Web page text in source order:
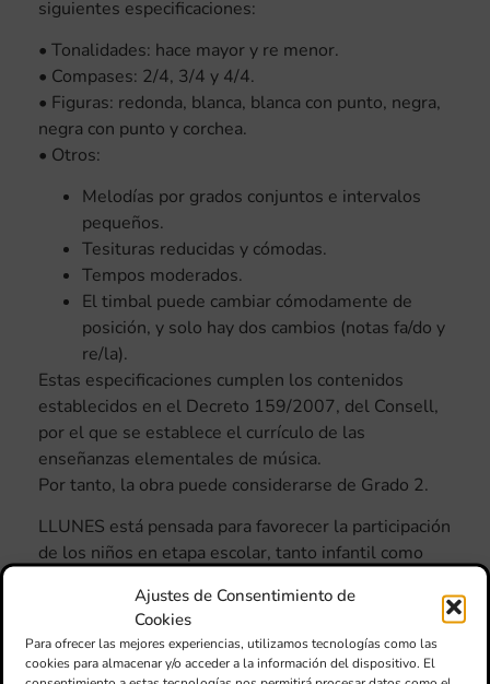
Ajustes de Consentimiento de
Cookies
Para ofrecer las mejores experiencias, utilizamos tecnologías como las
cookies para almacenar y/o acceder a la información del dispositivo. El
siguientes especificaciones:
• Tonalidades: hace mayor y re menor.
• Compases: 2/4, 3/4 y 4/4.
• Figuras: redonda, blanca, blanca con punto, negra,
negra con punto y corchea.
• Otros:
Melodías por grados conjuntos e intervalos
pequeños.
Tesituras reducidas y cómodas.
Tempos moderados.
El timbal puede cambiar cómodamente de
posición, y solo hay dos cambios (notas fa/do y
re/la).
Estas especificaciones cumplen los contenidos
establecidos en el Decreto 159/2007, del Consell,
por el que se establece el currículo de las
enseñanzas elementales de música.
Por tanto, la obra puede considerarse de Grado 2.
LLUNES está pensada para favorecer la participación
de los niños en etapa escolar, tanto infantil como
participación activa son progresivas y acumulativas
según la edad.
• Infantil y primer ciclo de primaria (hasta 7 años):